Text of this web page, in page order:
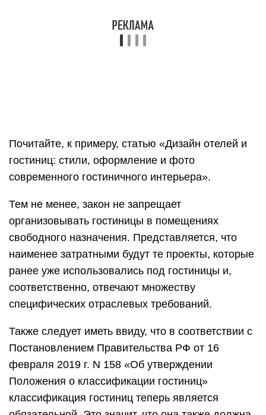
Почитайте, к примеру, статью «Дизайн отелей и
гостиниц: стили, оформление и фото
современного гостиничного интерьера».
Тем не менее, закон не запрещает
организовывать гостиницы в помещениях
свободного назначения. Представляется, что
наименее затратными будут те проекты, которые
ранее уже использовались под гостиницы и,
соответственно, отвечают множеству
специфических отраслевых требований.
Также следует иметь ввиду, что в соответствии с
Постановлением Правительства РФ от 16
февраля 2019 г. N 158 «Об утверждении
Положения о классификации гостиниц»
классификация гостиниц теперь является